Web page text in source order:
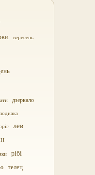
вересень
дзеркало
зодиака
лев
рібі
телец